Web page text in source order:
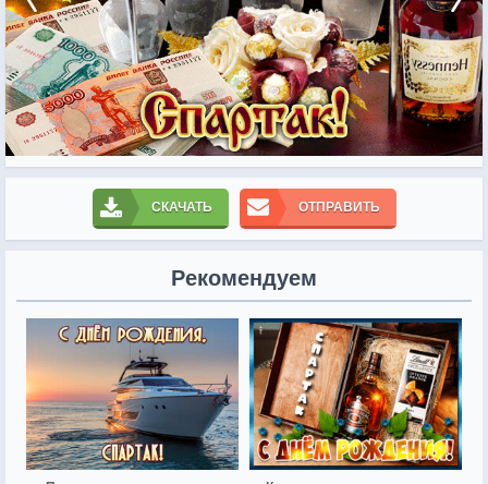
СКАЧАТЬ ОТПРАВИТЬ
Рекомендуем